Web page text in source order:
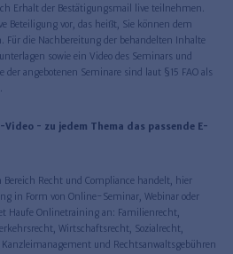
Erhalt der Bestätigungsmail live teilnehmen.
Beteiligung vor, das heißt, Sie können dem
Für die Nachbereitung der behandelten Inhalte
sowie ein Video des Seminars und
angebotenen Seminare sind laut §15 FAO als
- zu jedem Thema das passende E-
Recht und Compliance handelt, hier
in Form von Online-Seminar, Webinar oder
Haufe Onlinetraining an: Familienrecht,
Wirtschaftsrecht, Sozialrecht,
und Rechtsanwaltsgebühren